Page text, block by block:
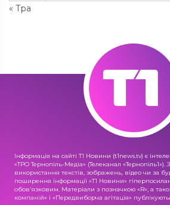
« Тра
Інформація на сайті Т1 Новини (t1news.tv) є
«ТРО Тернопіль-Медіа» (Телеканал
використання текстів, зображень, відео чи за
поширення інформації «Т1 Новини»
обов'язковим. Матеріали з позначкою «R», а
компаній» і «Передвиборча агітація»